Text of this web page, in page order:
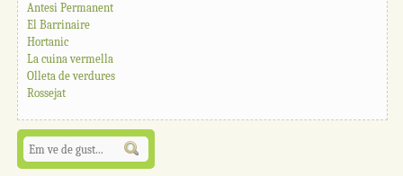
Antesi Permanent
El Barrinaire
Hortanic
La cuina vermella
Olleta de verdures
Rossejat